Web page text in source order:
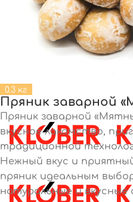
0.3 кг
Пряник заварной
Пряник заварной
вкусное лакомство,
традиционной
Нежный вкус и
пряник идеальным
натуральные и вкусные